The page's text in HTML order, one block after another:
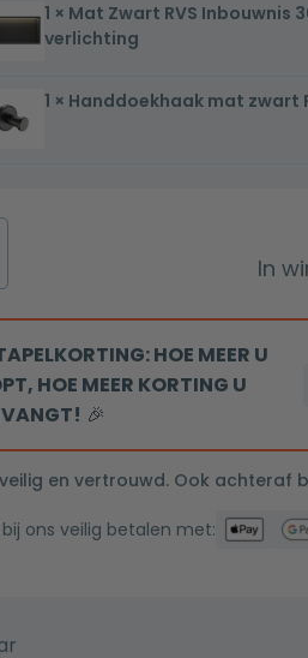
1 × Mat Zwart RVS Inbouwnis
verlichting
1 × Handdoekhaak mat zwart
In
HOE MEER U
HOE MEER KORTING U
🎉
en vertrouwd. Ook achteraf
ons veilig betalen met: